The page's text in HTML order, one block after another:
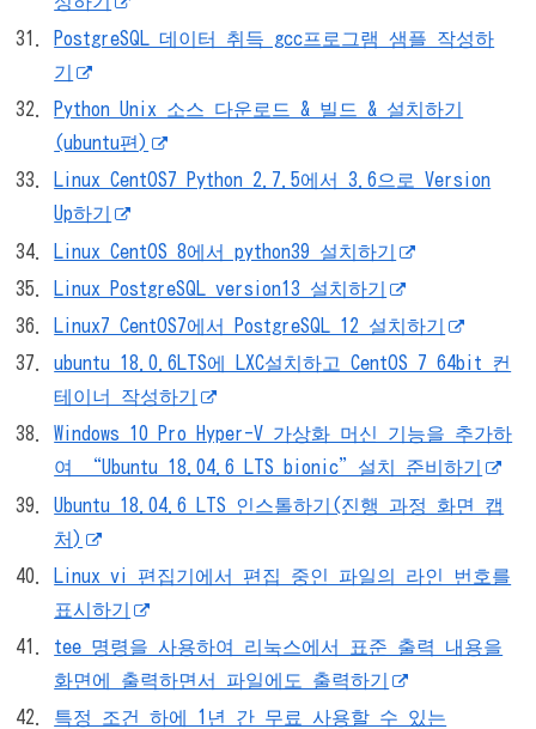
PostgreSQL 데이터 취득 gcc프로그램 샘플 작성하
기
Python Unix 소스 다운로드 & 빌드 & 설치하기
(ubuntu편)
Linux CentOS7 Python 2.7.5에서 3.6으로 Version
Up하기
Linux CentOS 8에서 python39 설치하기
Linux PostgreSQL version13 설치하기
Linux7 CentOS7에서 PostgreSQL 12 설치하기
ubuntu 18.0.6LTS에 LXC설치하고 CentOS 7 64bit 컨
테이너 작성하기
Windows 10 Pro Hyper-V 가상화 머신 기능을 추가하
여 “Ubuntu 18.04.6 LTS bionic”설치 준비하기
Ubuntu 18.04.6 LTS 인스톨하기(진행 과정 화면 캡
처)
Linux vi 편집기에서 편집 중인 파일의 라인 번호를
표시하기
tee 명령을 사용하여 리눅스에서 표준 출력 내용을
화면에 출력하면서 파일에도 출력하기
특정 조건 하에 1년 간 무료 사용할 수 있는